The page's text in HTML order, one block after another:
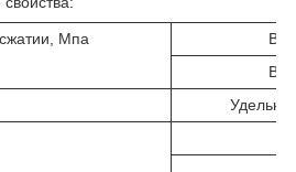
Мпа
В
В